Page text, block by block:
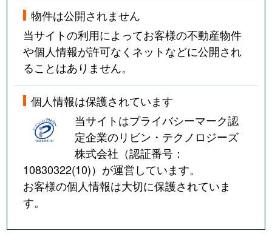
物件は公開されません
当サイトの利用によってお客様の不動産物件
や個人情報が許可なくネットなどに公開され
ることはありません。
個人情報は保護されています
当サイトはプライバシーマーク認
定企業のリビン・テクノロジーズ
株式会社（認証番号：
10830322(10)）が運営しています。
お客様の個人情報は大切に保護されていま
す。